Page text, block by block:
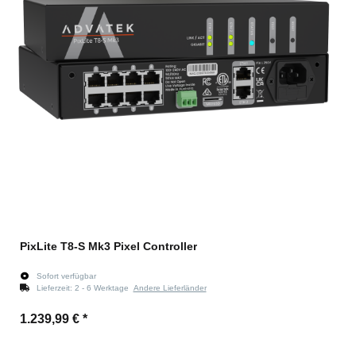
PixLite T8-S Mk3 Pixel Controller
Sofort verfügbar
Lieferzeit: 2 - 6 Werktage Andere Lieferländer
1.239,99 € *